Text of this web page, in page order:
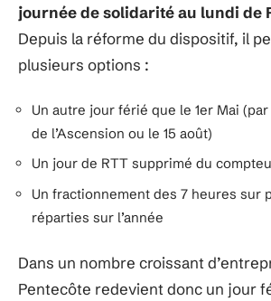
journée de solidarité au lundi de
Depuis la réforme du dispositif, il
plusieurs options :
Un autre jour férié que le 1er Mai
de l’Ascension ou le 15 août)
Un jour de RTT supprimé du
Un fractionnement des 7 heures sur
réparties sur l’année
Dans un nombre croissant
Pentecôte redevient donc un jour